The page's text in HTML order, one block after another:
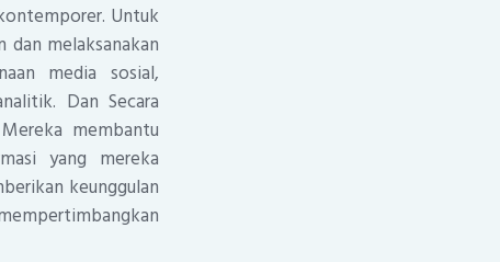
Untuk
melaksanakan
media sosial,
Dan Secara
membantu
yang mereka
keunggulan